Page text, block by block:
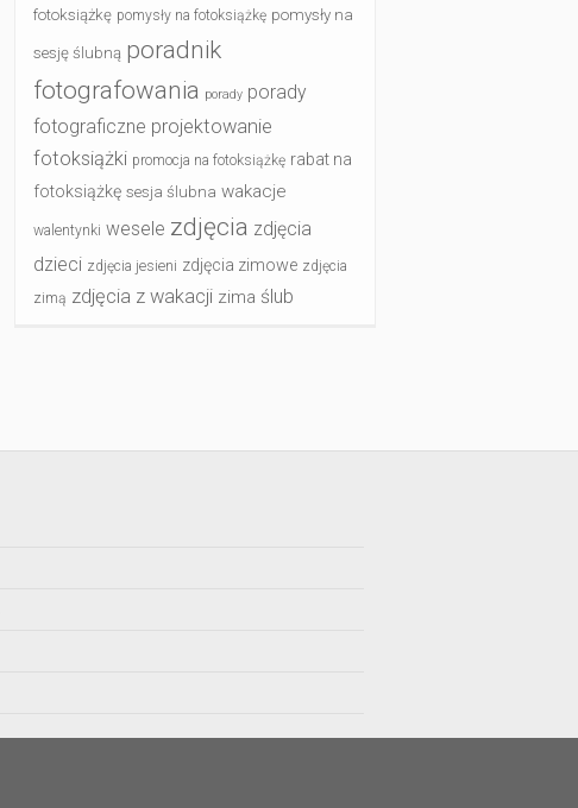
fotoksiążkę pomysły na fotoksiążkę pomysły na
sesję ślubną poradnik
fotografowania porady porady
fotograficzne projektowanie
fotoksiążki promocja na fotoksiążkę rabat na
fotoksiążkę sesja ślubna wakacje
walentynki wesele zdjęcia zdjęcia
dzieci zdjęcia jesieni zdjęcia zimowe zdjęcia
zimą zdjęcia z wakacji zima ślub